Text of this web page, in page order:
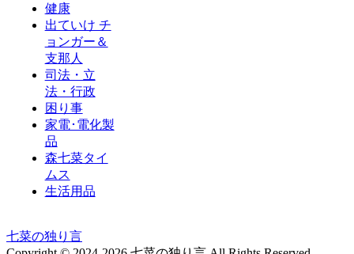
健康
出ていけ チ
ョンガー＆
支那人
司法・立
法・行政
困り事
家電･電化製
品
森七菜タイ
ムス
生活用品
七菜の独り言